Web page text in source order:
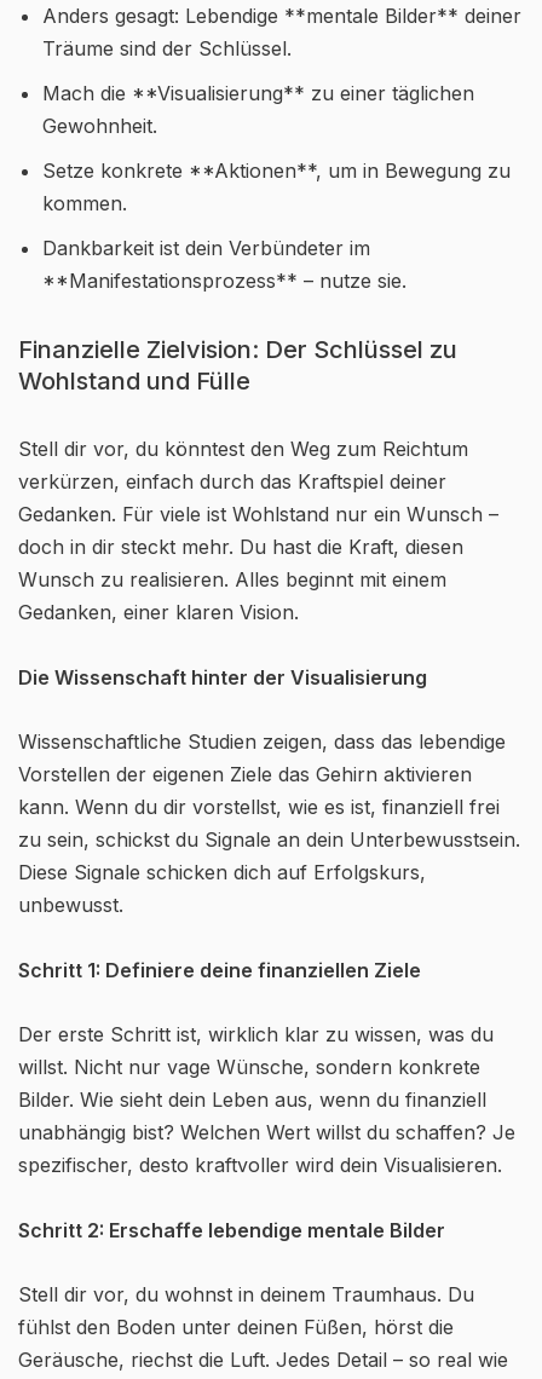
Anders gesagt: Lebendige **mentale Bilder** deiner
Träume sind der Schlüssel.
Mach die **Visualisierung** zu einer täglichen
Gewohnheit.
Setze konkrete **Aktionen**, um in Bewegung zu
kommen.
Dankbarkeit ist dein Verbündeter im
**Manifestationsprozess** – nutze sie.
Finanzielle Zielvision: Der Schlüssel zu
Wohlstand und Fülle
Stell dir vor, du könntest den Weg zum Reichtum
verkürzen, einfach durch das Kraftspiel deiner
Gedanken. Für viele ist Wohlstand nur ein Wunsch –
doch in dir steckt mehr. Du hast die Kraft, diesen
Wunsch zu realisieren. Alles beginnt mit einem
Gedanken, einer klaren Vision.
Die Wissenschaft hinter der Visualisierung
Wissenschaftliche Studien zeigen, dass das lebendige
Vorstellen der eigenen Ziele das Gehirn aktivieren
kann. Wenn du dir vorstellst, wie es ist, finanziell frei
zu sein, schickst du Signale an dein Unterbewusstsein.
Diese Signale schicken dich auf Erfolgskurs,
unbewusst.
Schritt 1: Definiere deine finanziellen Ziele
Der erste Schritt ist, wirklich klar zu wissen, was du
willst. Nicht nur vage Wünsche, sondern konkrete
Bilder. Wie sieht dein Leben aus, wenn du finanziell
unabhängig bist? Welchen Wert willst du schaffen? Je
spezifischer, desto kraftvoller wird dein Visualisieren.
Schritt 2: Erschaffe lebendige mentale Bilder
Stell dir vor, du wohnst in deinem Traumhaus. Du
fühlst den Boden unter deinen Füßen, hörst die
Geräusche, riechst die Luft. Jedes Detail – so real wie